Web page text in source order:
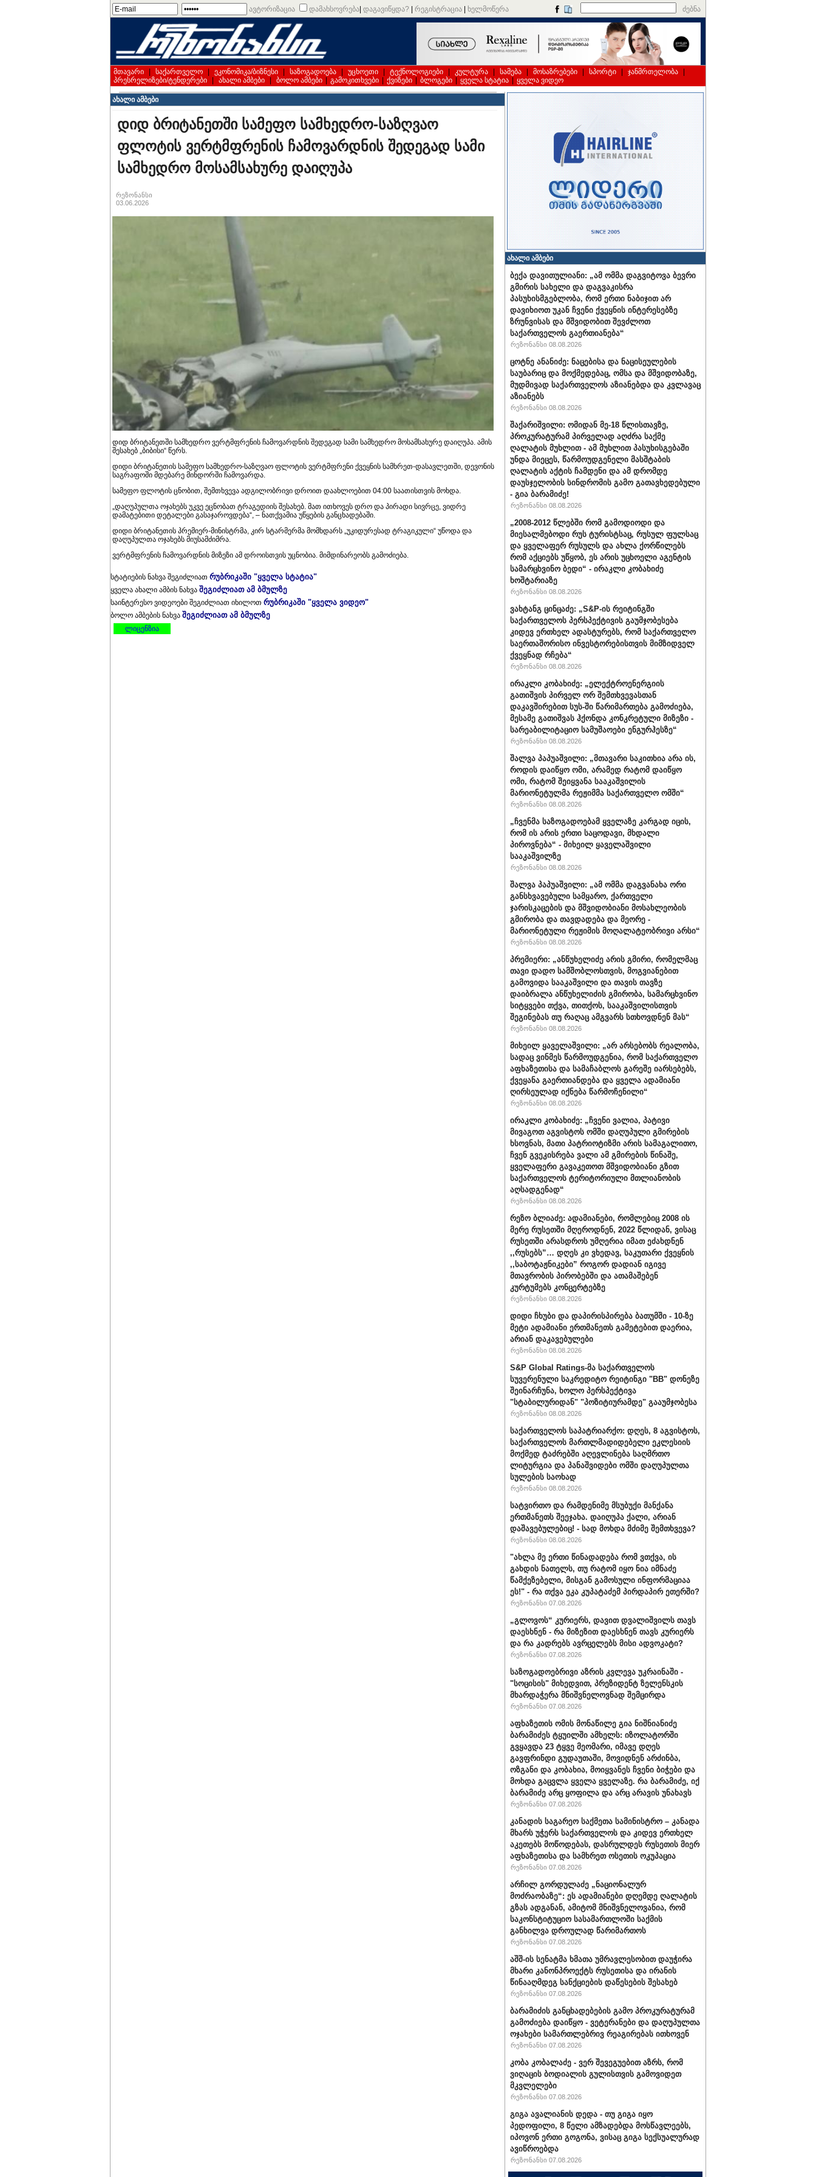
ავტორიზაცია დამახსოვრება დაგავიწყდა? რეგისტრაცია ხელმოწერა ძებნა
მთავარი საქართველო ეკონომიკა/ბიზნესი საზოგადოება უცხოეთი ტექნოლოგიები კულტურა სამება მოსაზრებები სპორტი ჯანმრთელობა
პრესრელიზები/ტენდერები
ახალი ამბები ბოლო ამბები გამოკითხვები ქვიზები ბლოგები ყველა სტატია ყველა ვიდეო
ახალი ამბები
დიდ ბრიტანეთში სამეფო სამხედრო-საზღვაო
ფლოტის ვერტმფრენის ჩამოვარდნის შედეგად სამი
სამხედრო მოსამსახურე დაიღუპა
რეზონანსი
03.06.2026
დიდ ბრიტანეთში სამხედრო ვერტმფრენის ჩამოვარდნის შედეგად სამი სამხედრო მოსამსახურე დაიღუპა. ამის
შესახებ „ბიბისი“ წერს.
დიდი ბრიტანეთის სამეფო სამხედრო-საზღვაო ფლოტის ვერტმფრენი ქვეყნის სამხრეთ-დასავლეთში, დევონის
საგრაფოში მდებარე მინდორში ჩამოვარდა.
სამეფო ფლოტის ცნობით, შემთხვევა ადგილობრივი დროით დაახლოებით 04:00 საათისთვის მოხდა.
„დაღუპულთა ოჯახებს უკვე ეცნობათ ტრაგედიის შესახებ. მათ ითხოვეს დრო და პირადი სივრცე, ვიდრე
დამატებითი დეტალები გასაჯაროვდება“, – ნათქვამია უწყების განცხადებაში.
დიდი ბრიტანეთის პრემიერ-მინისტრმა, კირ სტარმერმა მომხდარს „უკიდურესად ტრაგიკული“ უწოდა და
დაღუპულთა ოჯახებს მიუსამძიმრა.
ვერტმფრენის ჩამოვარდნის მიზეზი ამ დროისთვის უცნობია. მიმდინარეობს გამოძიება.
სტატიების ნახვა შეგიძლიათ რუბრიკაში "ყველა სტატია"
ყველა ახალი ამბის ნახვა შეგიძლიათ ამ ბმულზე
საინტერესო ვიდეოები შეგიძლიათ იხილოთ რუბრიკაში "ყველა ვიდეო"
ბოლო ამბების ნახვა შეგიძლიათ ამ ბმულზე
ლიცენზია
ახალი ამბები
ბექა დავითულიანი: „ამ ომმა დაგვიტოვა ბევრი
გმირის სახელი და დაგვაკისრა
პასუხისმგებლობა, რომ ერთი ნაბიჯით არ
დავიხიოთ უკან ჩვენი ქვეყნის ინტერესებზე
ზრუნვისას და მშვიდობით შევძლოთ
საქართველოს გაერთიანება“
რეზონანსი 08.08.2026
ცოტნე ანანიძე: ნაცებისა და ნაცისეულების
საუბარიც და მოქმედებაც, ომსა და მშვიდობაზე,
მუდმივად საქართველოს აზიანებდა და კვლავაც
აზიანებს
რეზონანსი 08.08.2026
შაქარიშვილი: ომიდან მე-18 წლისთავზე,
პროკურატურამ პირველად აღძრა საქმე
ღალატის მუხლით - ამ მუხლით პასუხისგებაში
უნდა მიეცეს, წარმოუდგენელი მასშტაბის
ღალატის აქტის ჩამდენი და ამ დრომდე
დაუსჯელობის სინდრომის გამო გათავხედებული
- გია ბარამიძე!
რეზონანსი 08.08.2026
„2008-2012 წლებში რომ გამოდიოდი და
მიესალმებოდი რუს ტურისტსაც, რუსულ ფულსაც
და ყველაფერ რუსულს და ახლა ქორწილებს
რომ აქციებს უწყობ, ეს არის უცხოელი აგენტის
სამარცხვინო ბედი“ - ირაკლი კობახიძე
ხოშტარიაზე
რეზონანსი 08.08.2026
ვახტანგ ცინცაძე: „S&P-ის რეიტინგში
საქართველოს პერსპექტივის გაუმჯობესება
კიდევ ერთხელ ადასტურებს, რომ საქართველო
საერთაშორისო ინვესტორებისთვის მიმზიდველ
ქვეყნად რჩება“
რეზონანსი 08.08.2026
ირაკლი კობახიძე: „ელექტროენერგიის
გათიშვის პირველ ორ შემთხვევასთან
დაკავშირებით სუს-ში წარიმართება გამოძიება,
მესამე გათიშვას ჰქონდა კონკრეტული მიზეზი -
სარეაბილიტაციო სამუშაოები ენგურჰესზე“
რეზონანსი 08.08.2026
შალვა პაპუაშვილი: „მთავარი საკითხია არა ის,
როდის დაიწყო ომი, არამედ რატომ დაიწყო
ომი, რატომ შეიყვანა სააკაშვილის
მარიონეტულმა რეჟიმმა საქართველო ომში“
რეზონანსი 08.08.2026
„ჩვენმა საზოგადოებამ ყველაზე კარგად იცის,
რომ ის არის ერთი საცოდავი, მხდალი
პიროვნება“ - მიხეილ ყაველაშვილი
სააკაშვილზე
რეზონანსი 08.08.2026
შალვა პაპუაშვილი: „ამ ომმა დაგვანახა ორი
განსხვავებული სამყარო, ქართველი
ჯარისკაცების და მშვიდობიანი მოსახლეობის
გმირობა და თავდადება და მეორე -
მარიონეტული რეჟიმის მოღალატეობრივი არსი“
რეზონანსი 08.08.2026
პრემიერი: „ანწუხელიძე არის გმირი, რომელმაც
თავი დადო სამშობლოსთვის, მოგვიანებით
გამოვიდა სააკაშვილი და თავის თავზე
დაიბრალა ანწუხელიძის გმირობა, სამარცხვინო
სიტყვები თქვა, თითქოს, სააკაშვილისთვის
შეგინებას თუ რაღაც ამგვარს სთხოვდნენ მას“
რეზონანსი 08.08.2026
მიხეილ ყაველაშვილი: „არ არსებობს რეალობა,
სადაც ვინმეს წარმოუდგენია, რომ საქართველო
აფხაზეთისა და სამაჩაბლოს გარეშე იარსებებს,
ქვეყანა გაერთიანდება და ყველა ადამიანი
ღირსეულად იქნება წარმოჩენილი“
რეზონანსი 08.08.2026
ირაკლი კობახიძე: „ჩვენი ვალია, პატივი
მივაგოთ აგვისტოს ომში დაღუპული გმირების
ხსოვნას, მათი პატრიოტიზმი არის სამაგალითო,
ჩვენ გვეკისრება ვალი ამ გმირების წინაშე,
ყველაფერი გავაკეთოთ მშვიდობიანი გზით
საქართველოს ტერიტორიული მთლიანობის
აღსადგენად“
რეზონანსი 08.08.2026
რეზო ბლიაძე: ადამიანები, რომლებიც 2008 ის
მერე რუსეთში მღეროდნენ, 2022 წლიდან, ვისაც
რუსეთში არასდროს უმღერია იმათ ეძახდნენ
,,რუსებს”… დღეს კი ვხედავ, საკუთარი ქვეყნის
,,საბოტაჟნიკები” როგორ დადიან იგივე
მთავრობის პირობებში და ათამაშებენ
კურტუმებს კონცერტებზე
რეზონანსი 08.08.2026
დიდი ჩხუბი და დაპირისპირება ბათუმში - 10-ზე
მეტი ადამიანი ერთმანეთს გამეტებით დაერია,
არიან დაკავებულები
რეზონანსი 08.08.2026
S&P Global Ratings-მა საქართველოს
სუვერენული საკრედიტო რეიტინგი "BB" დონეზე
შეინარჩუნა, ხოლო პერსპექტივა
"სტაბილურიდან" "პოზიტიურამდე" გააუმჯობესა
რეზონანსი 08.08.2026
საქართველოს საპატრიარქო: დღეს, 8 აგვისტოს,
საქართველოს მართლმადიდებელი ეკლესიის
მოქმედ ტაძრებში აღევლინება საღმრთო
ლიტურგია და პანაშვიდები ომში დაღუპულთა
სულების საოხად
რეზონანსი 08.08.2026
სატვირთო და რამდენიმე მსუბუქი მანქანა
ერთმანეთს შეეჯახა. დაიღუპა ქალი, არიან
დაშავებულებიც! - სად მოხდა მძიმე შემთხვევა?
რეზონანსი 08.08.2026
"ახლა მე ერთი წინადადება რომ ვთქვა, ის
გახდის ნათელს, თუ რატომ იყო ნია იმნაძე
წამქეზებელი, მისგან გამოსული ინფორმაციაა
ეს!" - რა თქვა ეკა კუპატაძემ პირდაპირ ეთერში?
რეზონანსი 07.08.2026
„გლოვოს“ კურიერს, დავით დვალიშვილს თავს
დაესხნენ - რა მიზეზით დაესხნენ თავს კურიერს
და რა კადრებს ავრცელებს მისი ადვოკატი?
რეზონანსი 07.08.2026
საზოგადოებრივი აზრის კვლევა უკრაინაში -
"სოცისის" მიხედვით, პრეზიდენტ ზელენსკის
მხარდაჭერა მნიშვნელოვნად შემცირდა
რეზონანსი 07.08.2026
აფხაზეთის ომის მონაწილე გია ნიშნიანიძე
ბარამიძეს ტყუილში ამხელს: იზოლატორში
გვყავდა 23 ტყვე მეომარი, იმავე დღეს
გავფრინდი გუდაუთაში, მოვიდნენ არძინბა,
ოზგანი და კობახია, მოიყვანეს ჩვენი ბიჭები და
მოხდა გაცვლა ყველა ყველაზე. რა ბარამიძე, იქ
ბარამიძე არც ყოფილა და არც არავის უნახავს
რეზონანსი 07.08.2026
კანადის საგარეო საქმეთა სამინისტრო – კანადა
მხარს უჭერს საქართველოს და კიდევ ერთხელ
აკეთებს მოწოდებას, დასრულდეს რუსეთის მიერ
აფხაზეთისა და სამხრეთ ოსეთის ოკუპაცია
რეზონანსი 07.08.2026
არჩილ გორდულაძე „ნაციონალურ
მოძრაობაზე“: ეს ადამიანები დღემდე ღალატის
გზას ადგანან, ამიტომ მნიშვნელოვანია, რომ
საკონსტიტუციო სასამართლოში საქმის
განხილვა დროულად წარიმართოს
რეზონანსი 07.08.2026
აშშ-ის სენატმა ხმათა უმრავლესობით დაუჭირა
მხარი კანონპროექტს რუსეთისა და ირანის
წინააღმდეგ სანქციების დაწესების შესახებ
რეზონანსი 07.08.2026
ბარამიძის განცხადებების გამო პროკურატურამ
გამოძიება დაიწყო - ვეტერანები და დაღუპულთა
ოჯახები სამართლებრივ რეაგირებას ითხოვენ
რეზონანსი 07.08.2026
კობა კობალაძე - ვერ შევეგუებით აზრს, რომ
ვიღაცის ბოდიალის გულისთვის გამოვიდეთ
მკვლელები
რეზონანსი 07.08.2026
გიგა ავალიანის დედა - თუ გიგა იყო
პედოფილი, 8 წელი ამზადებდა მოსწავლეებს,
იპოვონ ერთი გოგონა, ვისაც გიგა სექსუალურად
ავიწროებდა
რეზონანსი 07.08.2026